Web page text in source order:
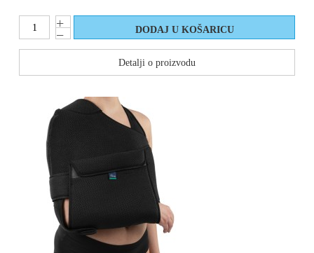
Detalji o proizvodu